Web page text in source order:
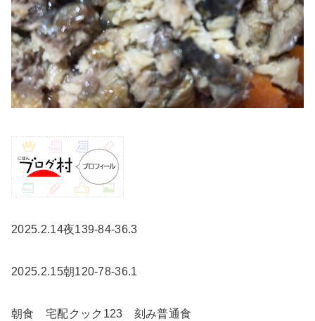
2025.2.14夜139-84-36.3
2025.2.15朝120-78-36.1
朝食 宅配クック123 刻み普通食